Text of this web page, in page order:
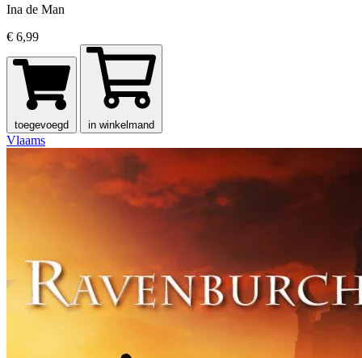
Ina de Man
€ 6,99
toegevoegd in winkelmand
Vlaams